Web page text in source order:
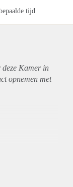
tijd
Kamer in
opnemen met